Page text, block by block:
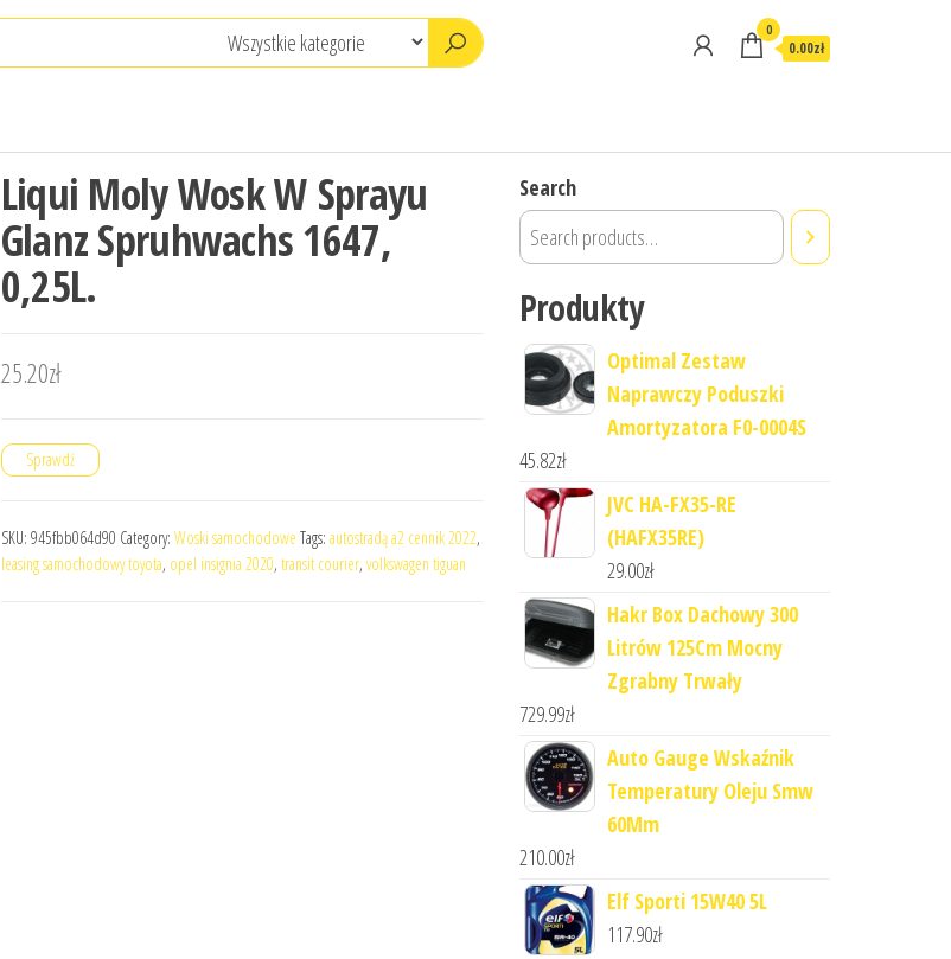
0
0.00zł
Liqui Moly Wosk W Sprayu
Glanz Spruhwachs 1647,
0,25L.
25.20zł
Sprawdź
SKU: 945fbb064d90 Category: Woski samochodowe Tags: autostradą a2 cennik 2022,
leasing samochodowy toyota, opel insignia 2020, transit courier, volkswagen tiguan
Search
Produkty
Optimal Zestaw
Naprawczy Poduszki
Amortyzatora F0-0004S
45.82zł
JVC HA-FX35-RE
(HAFX35RE)
29.00zł
Hakr Box Dachowy 300
Litrów 125Cm Mocny
Zgrabny Trwały
729.99zł
Auto Gauge Wskaźnik
Temperatury Oleju Smw
60Mm
210.00zł
Elf Sporti 15W40 5L
117.90zł